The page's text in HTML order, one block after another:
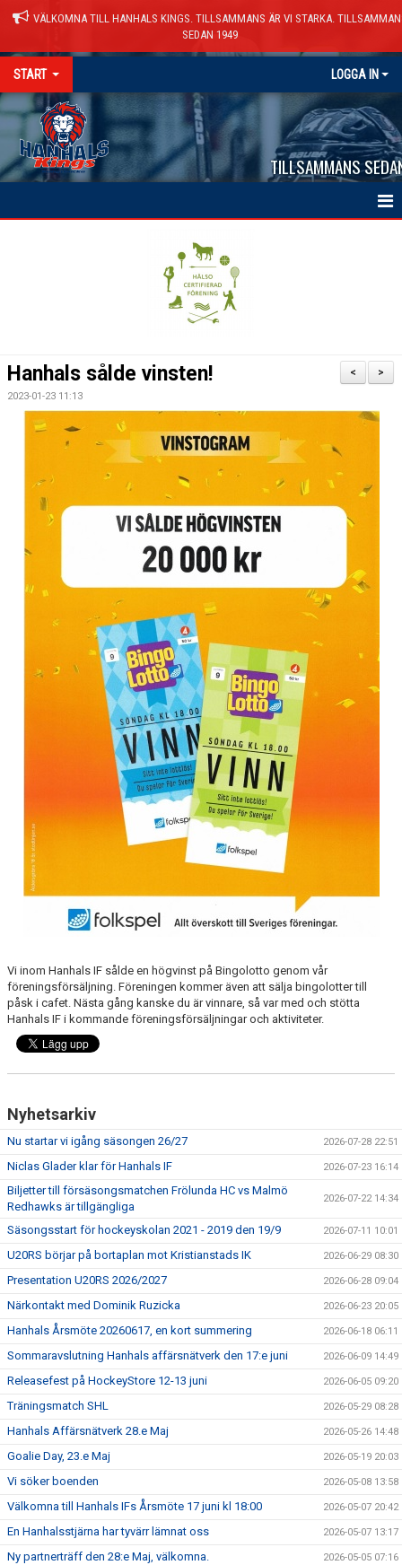
VÄLKOMNA TILL HANHALS KINGS. TILLSAMMANS ÄR VI STARKA.
SEDAN 1949
START LOGGA IN
TILLSAMMANS
MATCHER
CAMPER
CAFÉET
PARTNERS
PARTNERBROSCHYR
KLUBB 1949
TREKRONAN
>
<
Hanhals sålde vinsten!
2023-01-23 11:13
Vi inom Hanhals IF sålde en högvinst på Bingolotto genom vår
föreningsförsäljning. Föreningen kommer även att sälja bingolotter till
påsk i cafet. Nästa gång kanske du är vinnare, så var med och stötta
Hanhals IF i kommande föreningsförsäljningar och aktiviteter.
Nyhetsarkiv
Nu startar vi igång säsongen 26/27 2026-07-28 22:51
Niclas Glader klar för Hanhals IF 2026-07-23 16:14
Biljetter till försäsongsmatchen Frölunda HC vs Malmö
Redhawks är tillgängliga
2026-07-22 14:34
Säsongsstart för hockeyskolan 2021 - 2019 den 19/9 2026-07-11 10:01
U20RS börjar på bortaplan mot Kristianstads IK 2026-06-29 08:30
Presentation U20RS 2026/2027 2026-06-28 09:04
Närkontakt med Dominik Ruzicka 2026-06-23 20:05
Hanhals Årsmöte 20260617, en kort summering 2026-06-18 06:11
Sommaravslutning Hanhals affärsnätverk den 17:e juni 2026-06-09 14:49
Releasefest på HockeyStore 12-13 juni 2026-06-05 09:20
Träningsmatch SHL 2026-05-29 08:28
Hanhals Affärsnätverk 28.e Maj 2026-05-26 14:48
Goalie Day, 23.e Maj 2026-05-19 20:03
Vi söker boenden 2026-05-08 13:58
Välkomna till Hanhals IFs Årsmöte 17 juni kl 18:00 2026-05-07 20:42
En Hanhalsstjärna har tyvärr lämnat oss 2026-05-07 13:17
Ny partnerträff den 28:e Maj, välkomna. 2026-05-05 07:16